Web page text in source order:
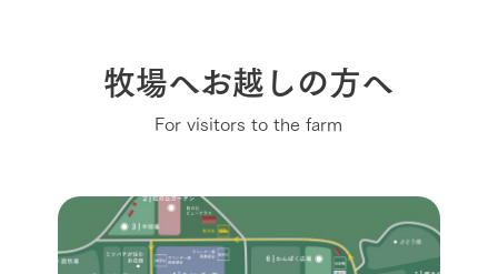
牧場へお越しの方へ
For visitors to the farm